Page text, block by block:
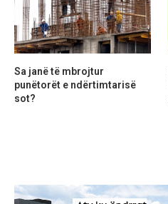
Sa janë të mbrojtur
punëtorët e ndërtimtarisë
sot?